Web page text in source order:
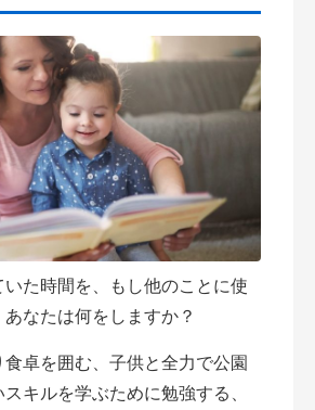
た時間を、もし他のことに使
なたは何をしますか？
卓を囲む、子供と全力で公園
キルを学ぶために勉強する、